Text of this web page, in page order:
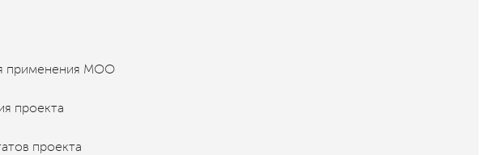
применения МОО
проекта
проекта